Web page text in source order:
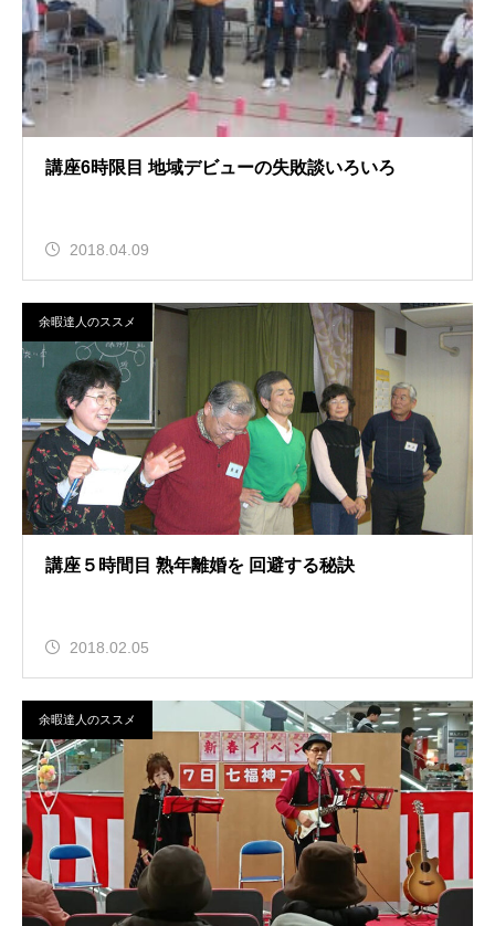
講座6時限目 地域デビューの失敗談いろいろ
2018.04.09
余暇達人のススメ
講座５時間目 熟年離婚を 回避する秘訣
2018.02.05
余暇達人のススメ